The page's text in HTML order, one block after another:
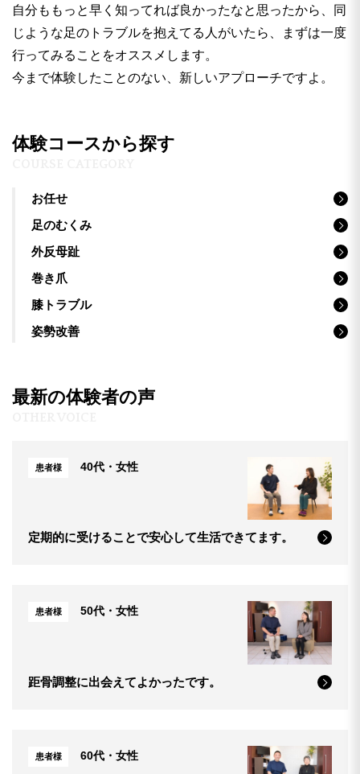
自分ももっと早く知ってれば良かったなと思ったから、同
じような足のトラブルを抱えてる人がいたら、まずは一度
行ってみることをオススメします。
今まで体験したことのない、新しいアプローチですよ。
体験コースから探す
お任せ
足のむくみ
外反母趾
巻き爪
膝トラブル
姿勢改善
最新の体験者の声
患者様 40代・女性
定期的に受けることで安心して生活できてます。
患者様 50代・女性
距骨調整に出会えてよかったです。
患者様 60代・女性